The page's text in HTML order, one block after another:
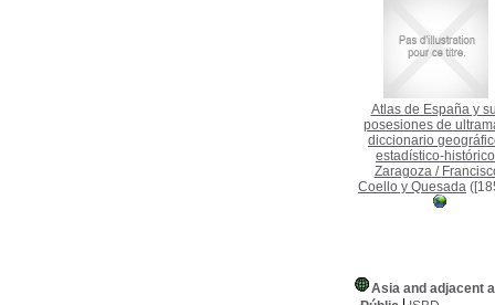
Atlas de España y
posesiones de
diccionario
estadístico-
Zaragoza/
Coello y Quesada
Asia and adjacent